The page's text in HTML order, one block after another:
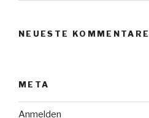
NEUESTE KOMMENTARE
META
Anmelden